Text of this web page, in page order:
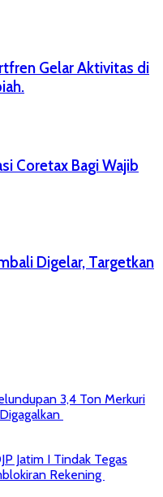
Gelar Aktivitas di
Coretax Bagi Wajib
Digelar, Targetkan
3,4 Ton Merkuri
Jatim I Tindak Tegas
Rekening